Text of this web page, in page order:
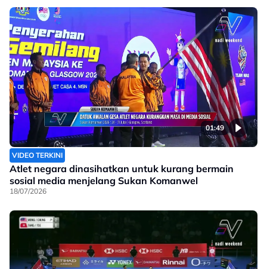
01:49
VIDEO TERKINI
Atlet negara dinasihatkan untuk kurang bermain
sosial media menjelang Sukan Komanwel
18/07/2026